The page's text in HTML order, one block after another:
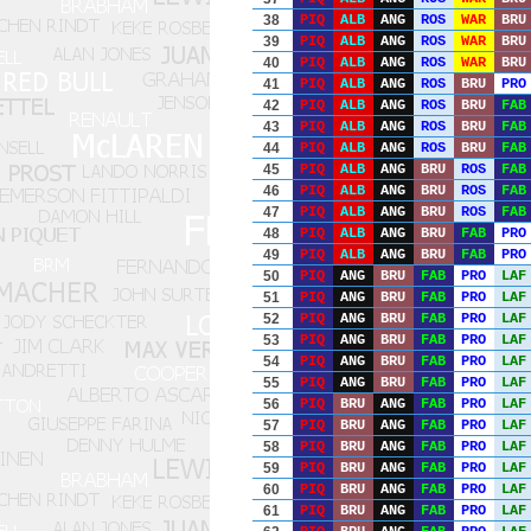
38
PIQ ALB ANG ROS WAR BRU
39
PIQ ALB ANG ROS WAR BRU
40
PIQ ALB ANG ROS WAR BRU
41
PIQ ALB ANG ROS BRU PRO
42
PIQ ALB ANG ROS BRU FAB
43
PIQ ALB ANG ROS BRU FAB
44
PIQ ALB ANG ROS BRU FAB
45
PIQ ALB ANG BRU ROS FAB
46
PIQ ALB ANG BRU ROS FAB
47
PIQ ALB ANG BRU ROS FAB
48
PIQ ALB ANG BRU FAB PRO
49
PIQ ALB ANG BRU FAB PRO
50
PIQ ANG BRU FAB PRO
LAF
51
PIQ ANG BRU FAB PRO
LAF
52
PIQ ANG BRU FAB PRO
LAF
53
PIQ ANG BRU FAB PRO
LAF
54
PIQ ANG BRU FAB PRO
LAF
55
PIQ ANG BRU FAB PRO
LAF
56
PIQ BRU ANG FAB PRO
LAF
57
PIQ BRU ANG FAB PRO
LAF
58
PIQ BRU ANG FAB PRO
LAF
59
PIQ BRU ANG FAB PRO
LAF
60
PIQ BRU ANG FAB PRO
LAF
61
PIQ BRU ANG FAB PRO
LAF